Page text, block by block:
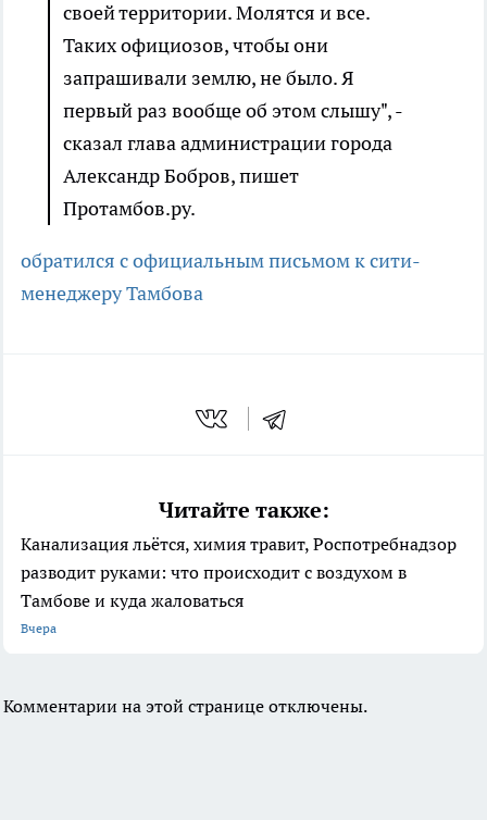
своей территории. Молятся и все.
Таких официозов, чтобы они
запрашивали землю, не было. Я
первый раз вообще об этом слышу", -
сказал глава администрации города
Александр Бобров, пишет
Протамбов.ру.
обратился с официальным письмом к сити-
менеджеру Тамбова
Читайте также:
Канализация льётся, химия травит, Роспотребнадзор
разводит руками: что происходит с воздухом в
Тамбове и куда жаловаться
Вчера
Комментарии на этой странице отключены.